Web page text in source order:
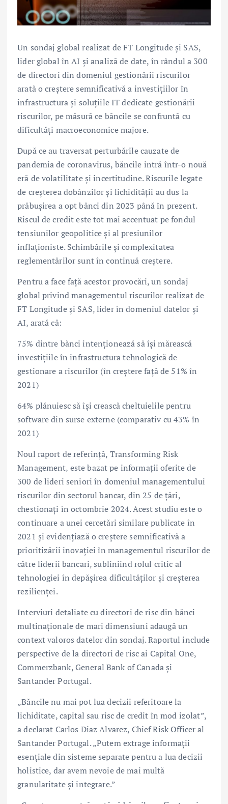
Un sondaj global realizat de FT Longitude și SAS,
lider global în AI și analiză de date, în rândul a 300
de directori din domeniul gestionării riscurilor
arată o creștere semnificativă a investițiilor în
infrastructura și soluțiile IT dedicate gestionării
riscurilor, pe măsură ce băncile se confruntă cu
dificultăți macroeconomice majore.
După ce au traversat perturbările cauzate de
pandemia de coronavirus, băncile intră într-o nouă
eră de volatilitate și incertitudine. Riscurile legate
de creșterea dobânzilor și lichidității au dus la
prăbușirea a opt bănci din 2023 până în prezent.
Riscul de credit este tot mai accentuat pe fondul
tensiunilor geopolitice și al presiunilor
inflaționiste. Schimbările și complexitatea
reglementărilor sunt în continuă creștere.
Pentru a face față acestor provocări, un sondaj
global privind managementul riscurilor realizat de
FT Longitude și SAS, lider în domeniul datelor și
AI, arată că:
75% dintre bănci intenționează să își mărească
investițiile în infrastructura tehnologică de
gestionare a riscurilor (în creștere față de 51% în
2021)
64% plănuiesc să își crească cheltuielile pentru
software din surse externe (comparativ cu 43% în
2021)
Noul raport de referință, Transforming Risk
Management, este bazat pe informații oferite de
300 de lideri seniori în domeniul managementului
riscurilor din sectorul bancar, din 25 de țări,
chestionați în octombrie 2024. Acest studiu este o
continuare a unei cercetări similare publicate în
2021 și evidențiază o creștere semnificativă a
prioritizării inovației în managementul riscurilor de
către liderii bancari, subliniind rolul critic al
tehnologiei în depășirea dificultăților și creșterea
rezilienței.
Interviuri detaliate cu directori de risc din bănci
multinaționale de mari dimensiuni adaugă un
context valoros datelor din sondaj. Raportul include
perspective de la directori de risc ai Capital One,
Commerzbank, General Bank of Canada și
Santander Portugal.
„Băncile nu mai pot lua decizii referitoare la
lichiditate, capital sau risc de credit în mod izolat”,
a declarat Carlos Diaz Alvarez, Chief Risk Officer al
Santander Portugal. „Putem extrage informații
esențiale din sisteme separate pentru a lua decizii
holistice, dar avem nevoie de mai multă
granularitate și integrare.”